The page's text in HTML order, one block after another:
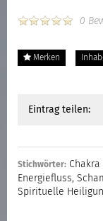
0
Merken
Eintrag teilen:
Stichwörter: Chakra
Energiefluss,
Spirituelle